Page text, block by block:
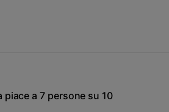
piace a 7 persone su 10